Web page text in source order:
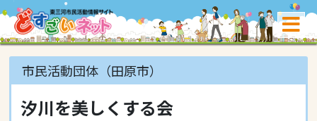
市民活動団体（田原市）
汐川を美しくする会